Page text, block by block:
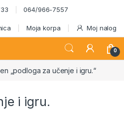
064/966-7557
Moja korpa Moj nalog
0
„podloga za učenje i igru.“
i igru.
po popularnosti